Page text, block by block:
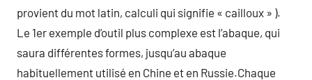
provient du mot latin, calculi qui signifie « cailloux » ).
Le 1er exemple d’outil plus complexe est l’abaque, qui
saura différentes formes, jusqu’au abaque
habituellement utilisé en Chine et en Russie.Chaque